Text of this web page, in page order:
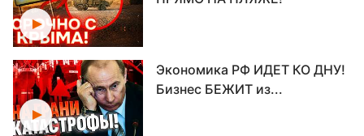
Экономика РФ ИДЕТ КО ДНУ!
Бизнес БЕЖИТ из...